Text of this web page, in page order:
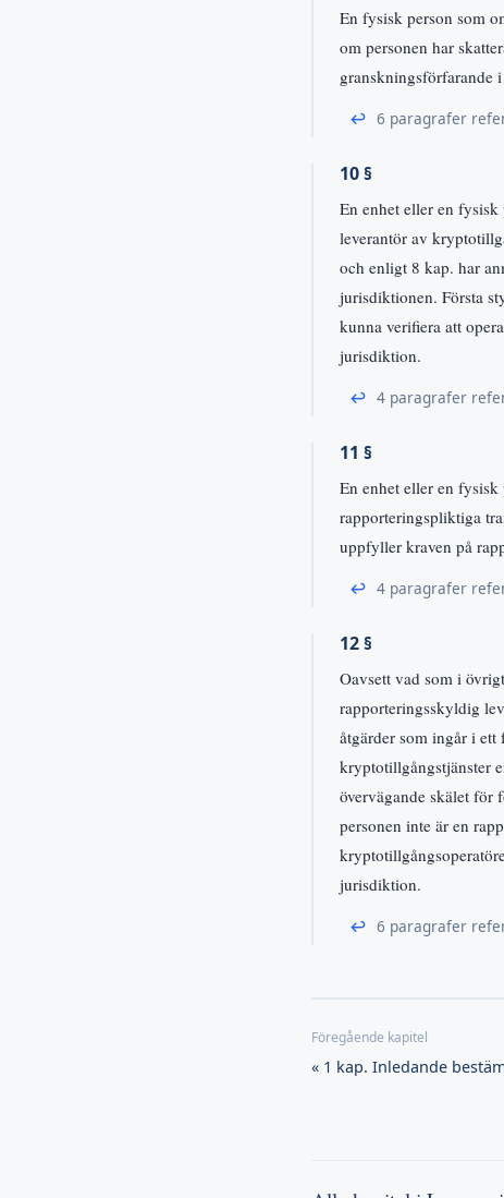
En fysisk person som
om personen har
granskningsförfarande
↩ 6 paragrafer
10 §
En enhet eller en
leverantör av
och enligt 8 kap. har
jurisdiktionen. Första
kunna verifiera att
jurisdiktion.
↩ 4 paragrafer
11 §
En enhet eller en
rapporteringspliktiga
uppfyller kraven på
↩ 4 paragrafer
12 §
Oavsett vad som i
rapporteringsskyldig
åtgärder som ingår i
kryptotillgångstjänster
övervägande skälet för
personen inte är en
jurisdiktion.
↩ 6 paragrafer
« 1 kap. Inledande